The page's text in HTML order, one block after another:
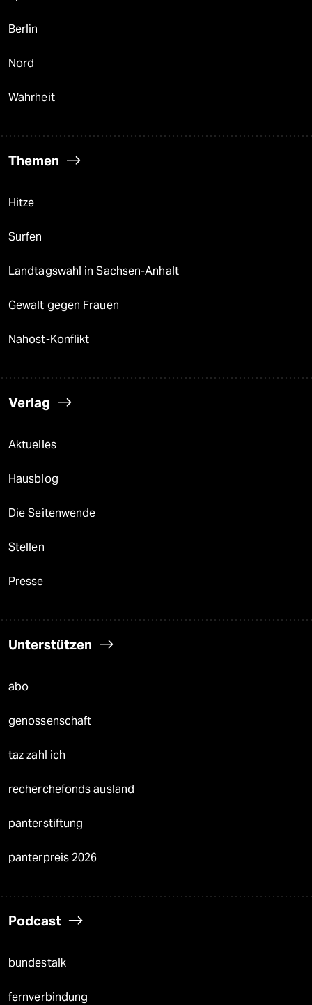
Berlin
Nord
Wahrheit
Themen
Hitze
Surfen
Landtagswahl in Sachsen-Anhalt
Gewalt gegen Frauen
Nahost-Konflikt
Verlag
Aktuelles
Hausblog
Die Seitenwende
Stellen
Presse
Unterstützen
abo
genossenschaft
taz zahl ich
recherchefonds ausland
panterstiftung
panterpreis 2026
Podcast
bundestalk
fernverbindung